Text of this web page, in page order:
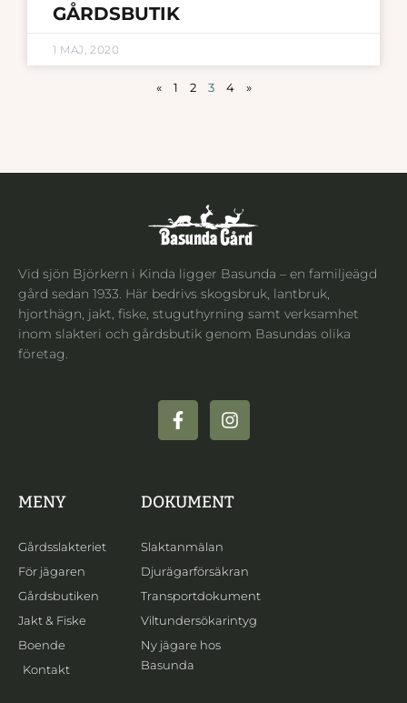
GÅRDSBUTIK
1 MAJ, 2020
« 1 2 3 4 »
Vid sjön Björkern i Kinda ligger Basunda – en familjeägd
gård sedan 1933. Här bedrivs skogsbruk, lantbruk,
hjorthägn, jakt, fiske, stuguthyrning samt verksamhet
inom slakteri och gårdsbutik genom Basundas olika
företag.
MENY
Gårdsslakteriet
För jägaren
Gårdsbutiken
Jakt & Fiske
Boende
Kontakt
DOKUMENT
Slaktanmälan
Djurägarförsäkran
Transportdokument
Viltundersökarintyg
Ny jägare hos
Basunda